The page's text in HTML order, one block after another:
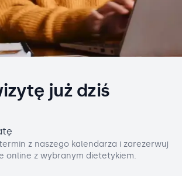
już dziś
z naszego kalendarza i zarezerwuj
online z wybranym dietetykiem.